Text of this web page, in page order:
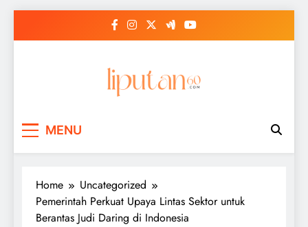
MENU
Home
Uncategorized
Pemerintah Perkuat Upaya Lintas Sektor untuk
Berantas Judi Daring di Indonesia